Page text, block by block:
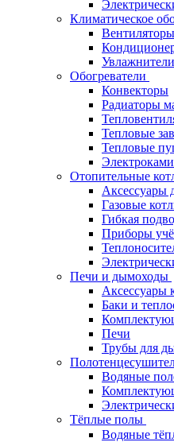
Климатическое
Вентиляторы
Обогреватели
Конвекторы
Радиаторы
Тепловые
Тепловые
Отопительные
Аксессуары
Газовые
Гибкая
Приборы
Печи и дымоходы
Аксессуары
Баки и
Печи
Трубы для
Водяные
Тёплые полы
Водяные